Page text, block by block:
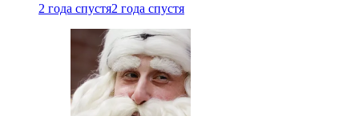
2 года спустя2 года спустя